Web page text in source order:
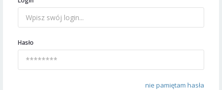
Hasło
nie pamiętam hasła